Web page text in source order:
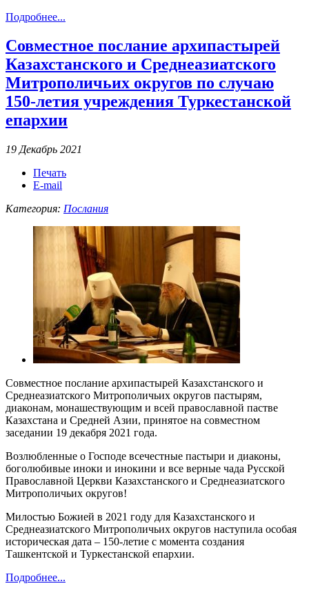
Подробнее...
Совместное послание архипастырей
Казахстанского и Среднеазиатского
Митрополичьих округов по случаю
150-летия учреждения Туркестанской
епархии
19 Декабрь 2021
Печать
E-mail
Категория: Послания
Совместное послание архипастырей Казахстанского и
Среднеазиатского Митрополичьих округов пастырям,
диаконам, монашествующим и всей православной пастве
Казахстана и Средней Азии, принятое на совместном
заседании 19 декабря 2021 года.
Возлюбленные о Господе всечестные пастыри и диаконы,
боголюбивые иноки и инокини и все верные чада Русской
Православной Церкви Казахстанского и Среднеазиатского
Митрополичьих округов!
Милостью Божией в 2021 году для Казахстанского и
Среднеазиатского Митрополичьих округов наступила особая
историческая дата – 150-летие с момента создания
Ташкентской и Туркестанской епархии.
Подробнее...